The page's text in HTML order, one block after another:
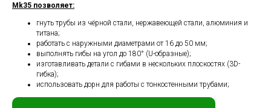
Mk35 позволяет:
гнуть трубы из чёрной стали, нержавеющей стали, алюминия и
титана;
работать с наружными диаметрами от 16 до 50 мм;
выполнять гибы на угол до 180° (U-образные);
изготавливать детали с гибами в нескольких плоскостях (3D-
гибка);
использовать дорн для работы с тонкостенными трубами;